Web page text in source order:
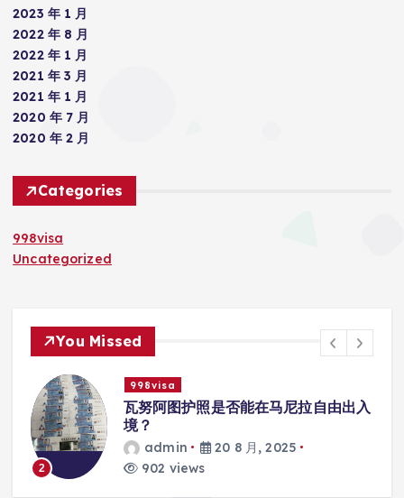
2023 年 1 月
2022 年 8 月
2022 年 1 月
2021 年 3 月
2021 年 1 月
2020 年 7 月
2020 年 2 月
Categories
998visa
Uncategorized
You Missed
3
998visa
瓦努阿图护照是否能在马尼拉使用国际
学校的注册？
admin
20 8 月, 2025
817 views